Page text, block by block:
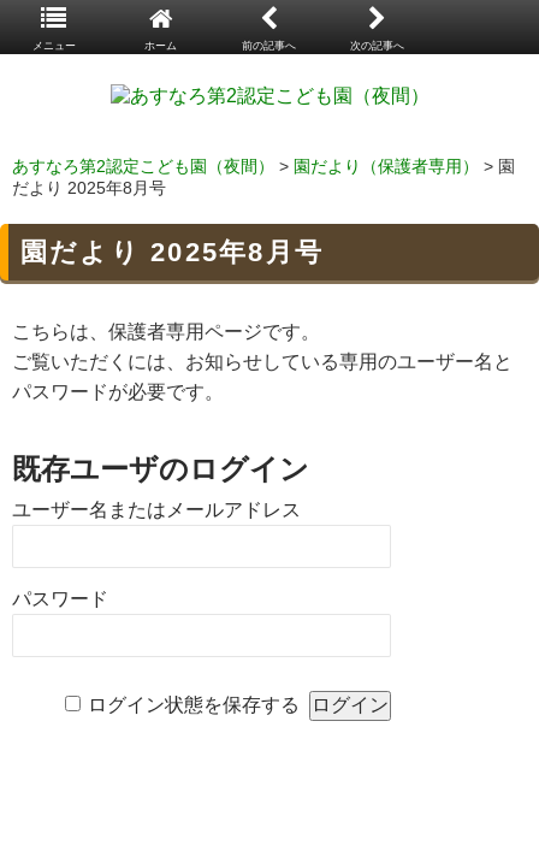
あすなろ第2認定こども園（夜間） > 園だより（保護者専用）
> 園
だより 2025年8月号
園だより 2025年8月号
こちらは、保護者専用ページです。
ご覧いただくには、お知らせしている専用のユーザー名と
パスワードが必要です。
既存ユーザのログイン
ユーザー名またはメールアドレス
パスワード
ログイン状態を保存する
メニュー ホーム 前の記事へ 次の記事へ